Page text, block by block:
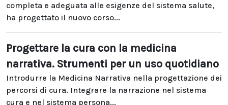
completa e adeguata alle esigenze del sistema salute,
ha progettato il nuovo corso...
Progettare la cura con la medicina
narrativa. Strumenti per un uso quotidiano
Introdurre la Medicina Narrativa nella progettazione dei
percorsi di cura. Integrare la narrazione nel sistema
cura e nel sistema persona...